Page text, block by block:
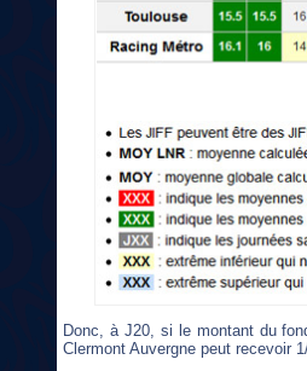
Donc, à J20, si le montant du
Clermont Auvergne peut recevoir